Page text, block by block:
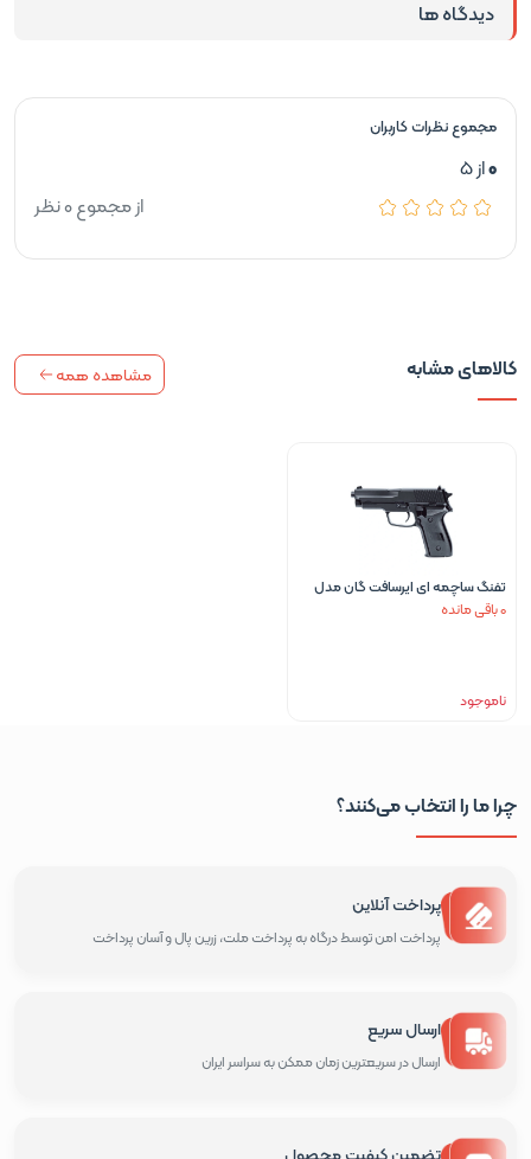
کالاهای مشابه مشاهده همه
تفنگ ساچمه ای ایرسافت گان مدل
V315
0 باقی مانده
ناموجود
دیدگاه ها
مجموع نظرات کاربران
0از 5
از مجموع 0 نظر
چرا ما را انتخاب می‌کنند؟
پرداخت آنلاین
پرداخت امن توسط درگاه به پرداخت ملت، زرین پال و آسان پرداخت
ارسال سریع
ارسال در سریعترین زمان ممکن به سراسر ایران